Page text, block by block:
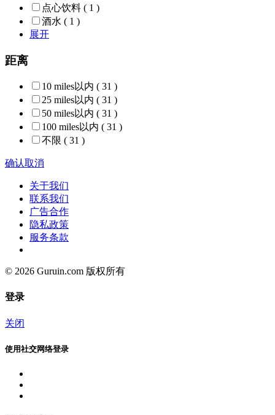
点心饮料 ( 1 )
酒水 ( 1 )
展开
距离
10 miles以内 ( 31 )
25 miles以内 ( 31 )
50 miles以内 ( 31 )
100 miles以内 ( 31 )
不限 ( 31 )
确认取消
关于我们
联系我们
广告合作
隐私政策
服务条款
© 2026 Guruin.com 版权所有
登录
关闭
使用社交网络登录